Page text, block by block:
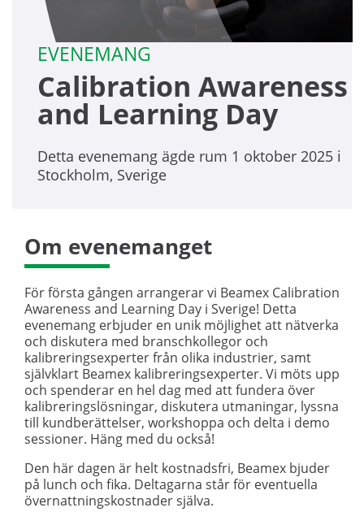
EVENEMANG
Calibration Awareness
and Learning Day
Detta evenemang ägde rum 1 oktober 2025 i
Stockholm, Sverige
Om evenemanget
För första gången arrangerar vi Beamex Calibration
Awareness and Learning Day i Sverige! Detta
evenemang erbjuder en unik möjlighet att nätverka
och diskutera med branschkollegor och
kalibreringsexperter från olika industrier, samt
självklart Beamex kalibreringsexperter. Vi möts upp
och spenderar en hel dag med att fundera över
kalibreringslösningar, diskutera utmaningar, lyssna
till kundberättelser, workshoppa och delta i demo
sessioner. Häng med du också!
Den här dagen är helt kostnadsfri, Beamex bjuder
på lunch och fika. Deltagarna står för eventuella
övernattningskostnader själva.